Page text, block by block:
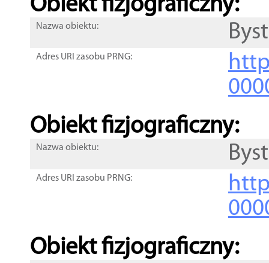
Obiekt fizjograficzny:
Nazwa obiektu:
Adres URI zasobu PRNG:
Obiekt fizjograficzny:
Nazwa obiektu:
Adres URI zasobu PRNG:
Obiekt fizjograficzny: